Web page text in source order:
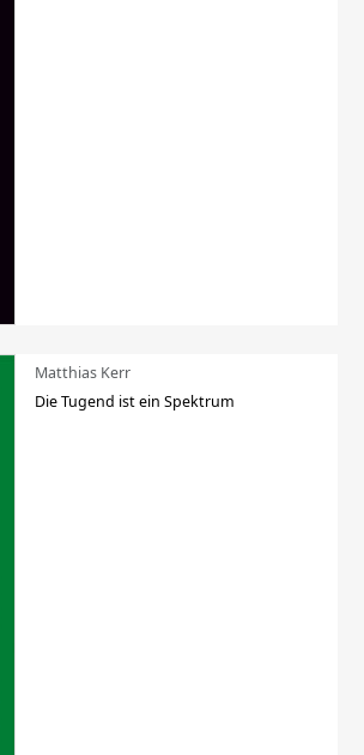
Matthias Kerr
Die Tugend ist ein Spektrum